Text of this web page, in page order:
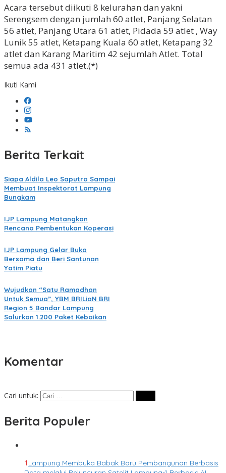
Acara tersebut diikuti 8 kelurahan dan yakni
Serengsem dengan jumlah 60 atlet, Panjang Selatan
56 atlet, Panjang Utara 61 atlet, Pidada 59 atlet , Way
Lunik 55 atlet, Ketapang Kuala 60 atlet, Ketapang 32
atlet dan Karang Maritim 42 sejumlah Atlet. Total
semua ada 431 atlet.(*)
Ikuti Kami
Berita Terkait
Siapa Aldila Leo Saputra Sampai
Membuat Inspektorat Lampung
Bungkam
IJP Lampung Matangkan
Rencana Pembentukan Koperasi
IJP Lampung Gelar Buka
Bersama dan Beri Santunan
Yatim Piatu
Wujudkan “Satu Ramadhan
Untuk Semua”, YBM BRILiaN BRI
Region 5 Bandar Lampung
Salurkan 1.200 Paket Kebaikan
Komentar
Cari untuk:
Berita Populer
1 Lampung Membuka Babak Baru Pembangunan Berbasis